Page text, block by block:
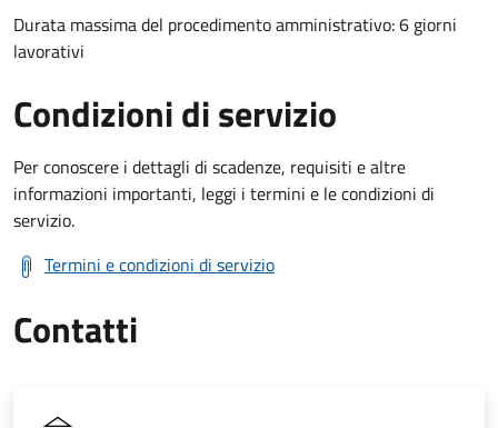
Durata massima del procedimento amministrativo: 6 giorni
lavorativi
Condizioni di servizio
Per conoscere i dettagli di scadenze, requisiti e altre
informazioni importanti, leggi i termini e le condizioni di
servizio.
Termini e condizioni di servizio
Contatti